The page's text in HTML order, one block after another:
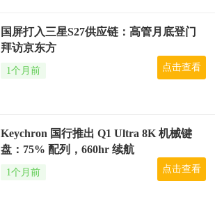
国屏打入三星S27供应链：高管月底登门
拜访京东方
1个月前 点击查看
Keychron 国行推出 Q1 Ultra 8K 机械键
盘：75% 配列，660hr 续航
1个月前 点击查看